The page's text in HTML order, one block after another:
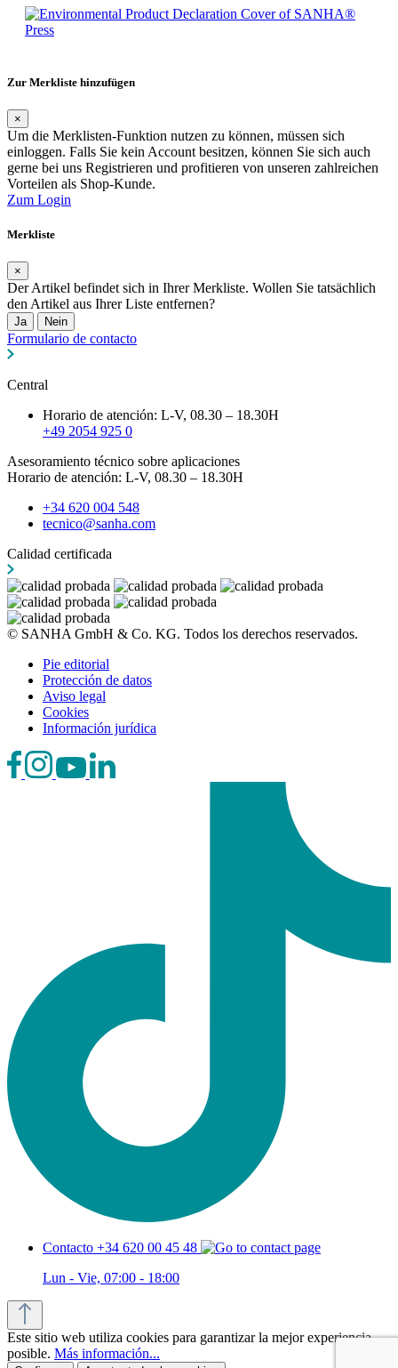
Zur Merkliste hinzufügen
×
Um die Merklisten-Funktion nutzen zu können, müssen sich
einloggen. Falls Sie kein Account besitzen, können Sie sich auch
gerne bei uns Registrieren und profitieren von unseren zahlreichen
Vorteilen als Shop-Kunde.
Zum Login
Merkliste
×
Der Artikel befindet sich in Ihrer Merkliste. Wollen Sie tatsächlich
den Artikel aus Ihrer Liste entfernen?
Ja Nein
Formulario de contacto
Central
Horario de atención: L-V, 08.30 – 18.30H
+49 2054 925 0
Asesoramiento técnico sobre aplicaciones
Horario de atención: L-V, 08.30 – 18.30H
+34 620 004 548
tecnico@sanha.com
Calidad certificada
© SANHA GmbH & Co. KG. Todos los derechos reservados.
Pie editorial
Protección de datos
Aviso legal
Cookies
Información jurídica
Contacto +34 620 00 45 48
Lun - Vie, 07:00 - 18:00
Este sitio web utiliza cookies para garantizar la mejor experiencia
posible. Más información...